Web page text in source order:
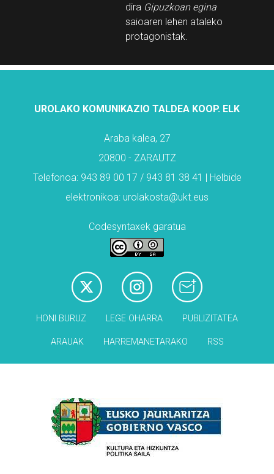
dira Gipuzkoan egina
saioaren lehen ataleko
protagonistak.
UROLAKO KOMUNIKAZIO TALDEA KOOP. ELK
Araba kalea, 27
20800 - ZARAUTZ
Telefonoa: 943 89 00 17 / 943 81 38 41 | Helbide
elektronikoa: urolakosta@ukt.eus
Codesyntaxek garatua
HONI BURUZ LEGE OHARRA PUBLIZITATEA
ARAUAK HARREMANETARAKO RSS